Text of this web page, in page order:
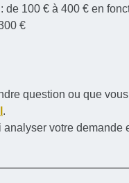
100 € à 400 € en
€
question ou que
.
votre demande